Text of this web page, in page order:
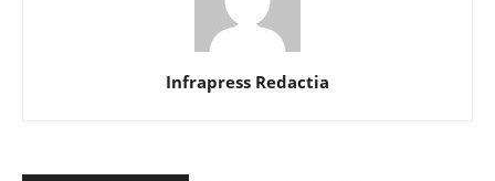
Infrapress Redactia